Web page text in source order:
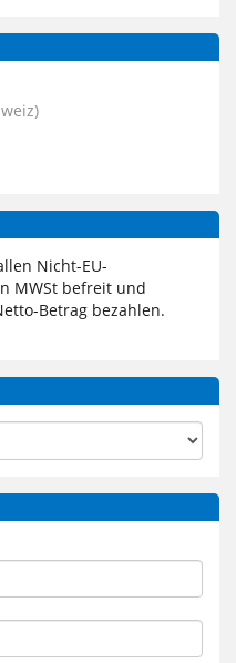
Nicht-EU-
MWSt befreit und
Betrag bezahlen.